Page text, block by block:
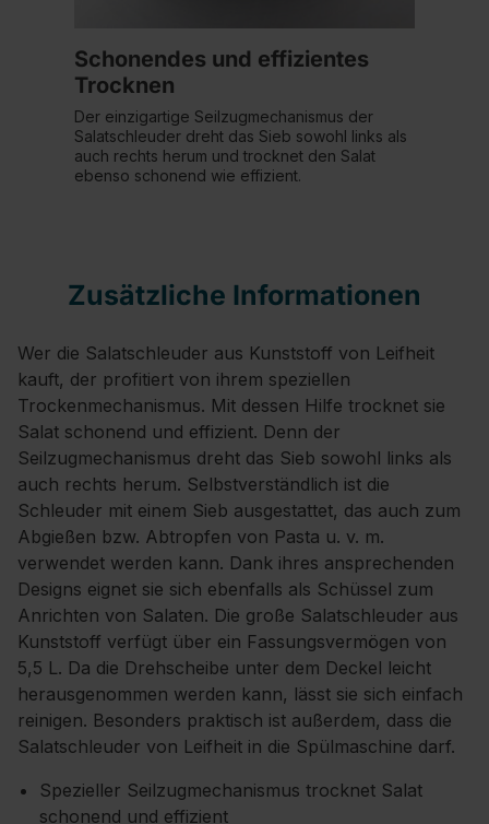
Schonendes und effizientes
Trocknen
Der einzigartige Seilzugmechanismus der
Salatschleuder dreht das Sieb sowohl links als
auch rechts herum und trocknet den Salat
ebenso schonend wie effizient.
Zusätzliche Informationen
Wer die Salatschleuder aus Kunststoff von Leifheit
kauft, der profitiert von ihrem speziellen
Trockenmechanismus. Mit dessen Hilfe trocknet sie
Salat schonend und effizient. Denn der
Seilzugmechanismus dreht das Sieb sowohl links als
auch rechts herum. Selbstverständlich ist die
Schleuder mit einem Sieb ausgestattet, das auch zum
Abgießen bzw. Abtropfen von Pasta u. v. m.
verwendet werden kann. Dank ihres ansprechenden
Designs eignet sie sich ebenfalls als Schüssel zum
Anrichten von Salaten. Die große Salatschleuder aus
Kunststoff verfügt über ein Fassungsvermögen von
5,5 L. Da die Drehscheibe unter dem Deckel leicht
herausgenommen werden kann, lässt sie sich einfach
reinigen. Besonders praktisch ist außerdem, dass die
Salatschleuder von Leifheit in die Spülmaschine darf.
Spezieller Seilzugmechanismus trocknet Salat
schonend und effizient